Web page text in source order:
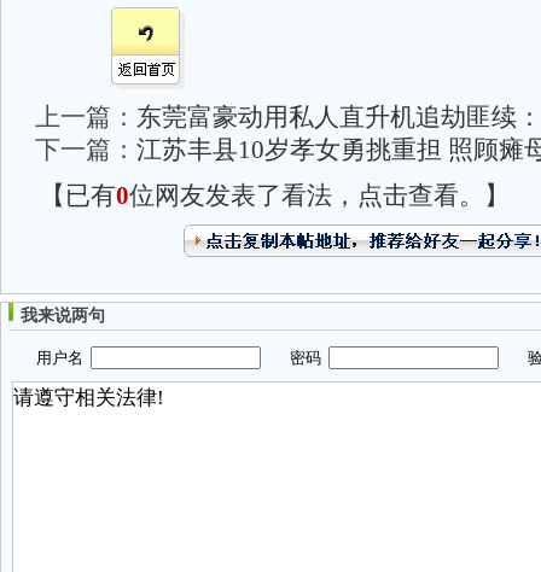
上一篇： 东莞富豪动用私人直升机追劫匪续
下一篇： 江苏丰县10岁孝女勇挑重担 照顾瘫
【已有0位网友发表了看法，点击查看。】
我来说两句
用户名 密码 验